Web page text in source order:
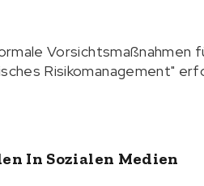
Vorsichtsmaßnahmen
Risikomanagement"
In Sozialen Medien